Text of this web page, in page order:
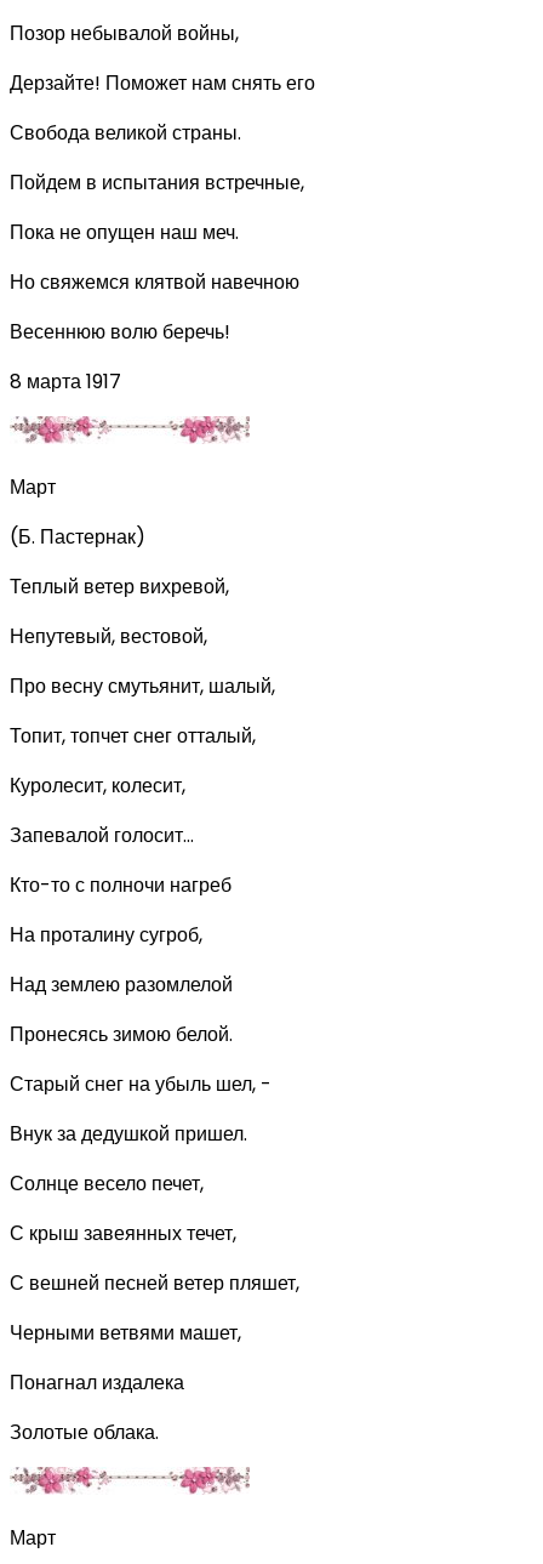
Позор небывалой войны,
Дерзайте! Поможет нам снять его
Свобода великой страны.
Пойдем в испытания встречные,
Пока не опущен наш меч.
Но свяжемся клятвой навечною
Весеннюю волю беречь!
8 марта 1917
Март
(Б. Пастернак)
Теплый ветер вихревой,
Непутевый, вестовой,
Про весну смутьянит, шалый,
Топит, топчет снег отталый,
Куролесит, колесит,
Запевалой голосит...
Кто-то с полночи нагреб
На проталину сугроб,
Над землею разомлелой
Пронесясь зимою белой.
Старый снег на убыль шел, -
Внук за дедушкой пришел.
Солнце весело печет,
С крыш завеянных течет,
С вешней песней ветер пляшет,
Черными ветвями машет,
Понагнал издалека
Золотые облака.
Март